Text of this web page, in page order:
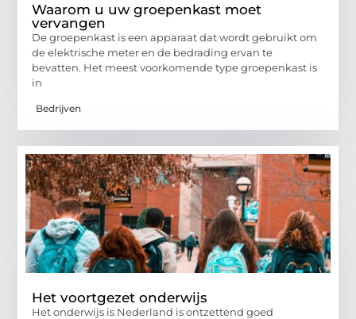
Waarom u uw groepenkast moet
vervangen
De groepenkast is een apparaat dat wordt gebruikt om
de elektrische meter en de bedrading ervan te
bevatten. Het meest voorkomende type groepenkast is
in
Bedrijven
Het voortgezet onderwijs
Het onderwijs is Nederland is ontzettend goed